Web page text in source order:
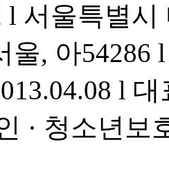
l 서울특별
울, 아54286
l
· 청소년보